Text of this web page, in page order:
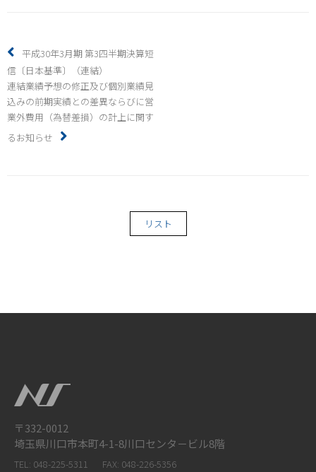
平成30年3月期 第3四半期決算短
信〔日本基準〕（連結）
連結業績予想の修正及び個別業績見
込みの前期実績との差異ならびに営
業外費用（為替差損）の計上に関す
るお知らせ
リスト
〒332-0012
埼玉県川口市本町4-1-8川口センタ－ビル8階
TEL: 048-225-5311
FAX: 048-226-5356